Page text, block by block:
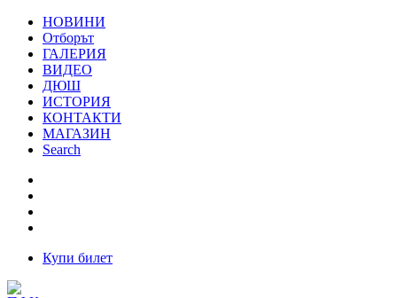
НОВИНИ
Отборът
ГАЛЕРИЯ
ВИДЕО
ДЮШ
ИСТОРИЯ
КОНТАКТИ
МАГАЗИН
Search
Купи билет